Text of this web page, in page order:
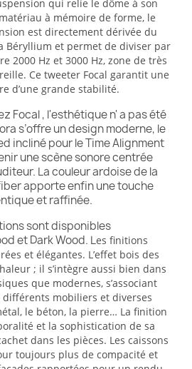
qui relie le dôme à son
à mémoire de forme, le
est directement dérivée du
Béryllium et permet de diviser par
2000 Hz et 3000 Hz, zone de très
Ce tweeter Focal garantit une
d’une grande stabilité.
Focal , l'esthétique n' a pas été
s’offre un design moderne, le
incliné pour le Time Alignment
une scène sonore centrée
La couleur ardoise de la
apporte enfin une touche
et raffinée.
sont disponibles
et Dark Wood. Les finitions
et élégantes. L’effet bois des
; il s’intègre aussi bien dans
que modernes, s’associant
mobiliers et diverses
le béton, la pierre… La finition
et la sophistication de sa
dans les pièces. Les caissons
toujours plus de compacité et